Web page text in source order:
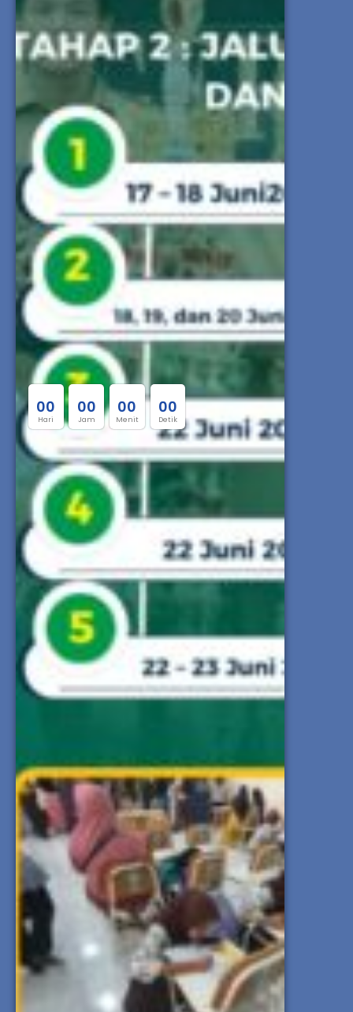
00
Hari
00
Jam
00
Menit
00
Detik